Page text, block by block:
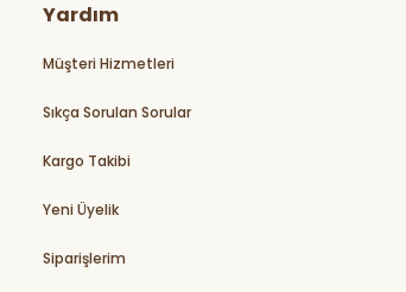
Yardım
Müşteri Hizmetleri
Sıkça Sorulan Sorular
Kargo Takibi
Yeni Üyelik
Siparişlerim